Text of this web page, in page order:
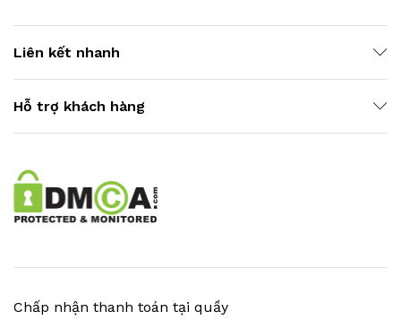
Liên kết nhanh
Hỗ trợ khách hàng
Chấp nhận thanh toán tại quầy